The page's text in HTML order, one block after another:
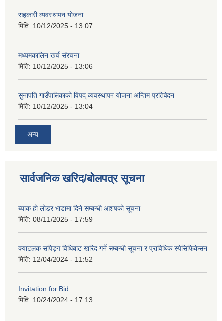
सहकारी व्यवस्थापन योजना
मिति: 10/12/2025 - 13:07
मध्यमकालिन खर्च संरचना
मिति: 10/12/2025 - 13:06
सुनापति गाउँपालिकाको विपद् व्यवस्थापन योजना अन्तिम प्रतिवेदन
मिति: 10/12/2025 - 13:04
अन्य
सार्वजनिक खरिद/बोलपत्र सूचना
ब्याक हो लोडर भाडामा दिने सम्बन्धी आशषको सूचना
मिति: 08/11/2025 - 17:59
क्याटलक सपिङ्ग विधिबाट खरिद गर्ने सम्बन्धी सूचना र प्राविधिक स्पेसिफिकेसन
मिति: 12/04/2024 - 11:52
Invitation for Bid
मिति: 10/24/2024 - 17:13